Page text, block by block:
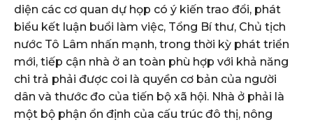
diện các cơ quan dự họp có ý kiến trao đổi, phát
biểu kết luận buổi làm việc, Tổng Bí thư, Chủ tịch
nước Tô Lâm nhấn mạnh, trong thời kỳ phát triển
mới, tiếp cận nhà ở an toàn phù hợp với khả năng
chi trả phải được coi là quyền cơ bản của người
dân và thước đo của tiến bộ xã hội. Nhà ở phải là
một bộ phận ổn định của cấu trúc đô thị, nông